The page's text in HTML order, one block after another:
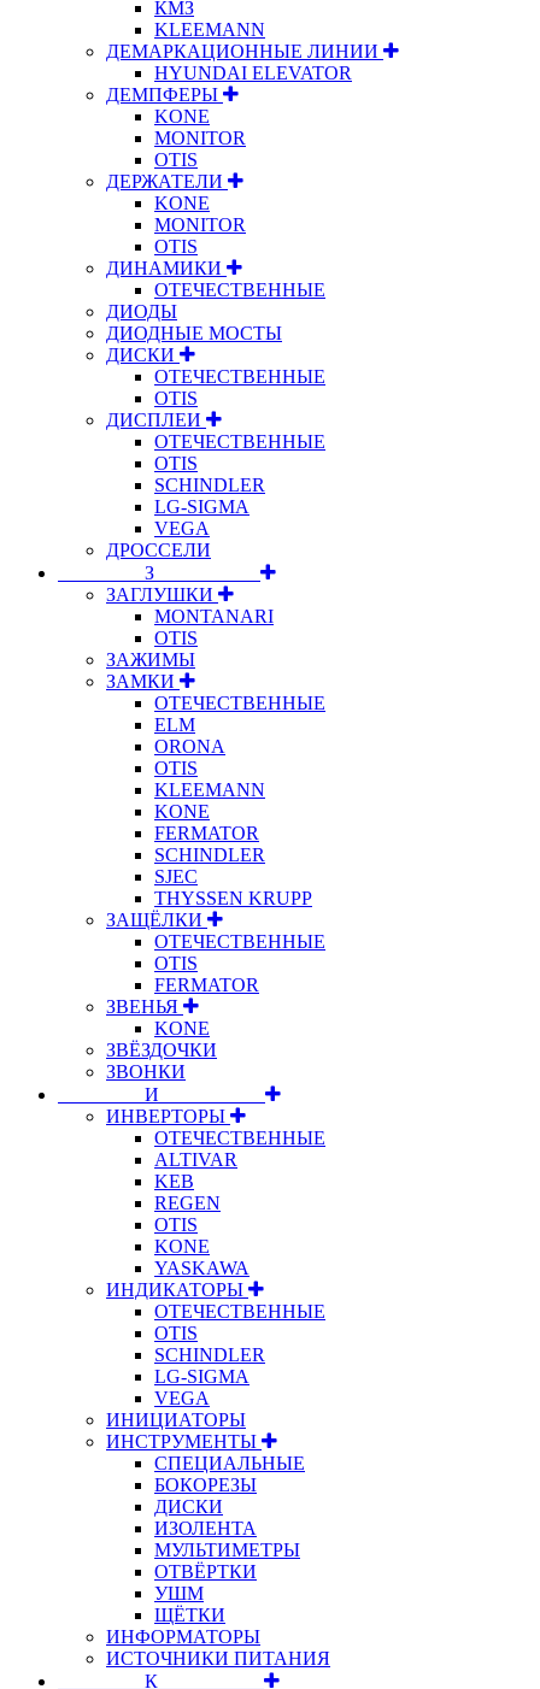
КМЗ
KLEEMANN
ДЕМАРКАЦИОННЫЕ ЛИНИИ
HYUNDAI ELEVATOR
ДЕМПФЕРЫ
KONE
MONITOR
OTIS
ДЕРЖАТЕЛИ
KONE
MONITOR
OTIS
ДИНАМИКИ
ОТЕЧЕСТВЕННЫЕ
ДИОДЫ
ДИОДНЫЕ МОСТЫ
ДИСКИ
ОТЕЧЕСТВЕННЫЕ
OTIS
ДИСПЛЕИ
ОТЕЧЕСТВЕННЫЕ
OTIS
SCHINDLER
LG-SIGMA
VEGA
ДРОССЕЛИ
⠀⠀⠀⠀⠀⠀З⠀⠀⠀⠀⠀⠀⠀
ЗАГЛУШКИ
MONTANARI
OTIS
ЗАЖИМЫ
ЗАМКИ
ОТЕЧЕСТВЕННЫЕ
ELM
ORONA
OTIS
KLEEMANN
KONE
FERMATOR
SCHINDLER
SJEC
THYSSEN KRUPP
ЗАЩЁЛКИ
ОТЕЧЕСТВЕННЫЕ
OTIS
FERMATOR
ЗВЕНЬЯ
KONE
ЗВЁЗДОЧКИ
ЗВОНКИ
⠀⠀⠀⠀⠀⠀И⠀⠀⠀⠀⠀⠀⠀
ИНВЕРТОРЫ
ОТЕЧЕСТВЕННЫЕ
ALTIVAR
KEB
REGEN
OTIS
KONE
YASKAWA
ИНДИКАТОРЫ
ОТЕЧЕСТВЕННЫЕ
OTIS
SCHINDLER
LG-SIGMA
VEGA
ИНИЦИАТОРЫ
ИНСТРУМЕНТЫ
СПЕЦИАЛЬНЫЕ
БОКОРЕЗЫ
ДИСКИ
ИЗОЛЕНТА
МУЛЬТИМЕТРЫ
ОТВЁРТКИ
УШМ
ЩЁТКИ
ИНФОРМАТОРЫ
ИСТОЧНИКИ ПИТАНИЯ
⠀⠀⠀⠀⠀⠀К⠀⠀⠀⠀⠀⠀⠀